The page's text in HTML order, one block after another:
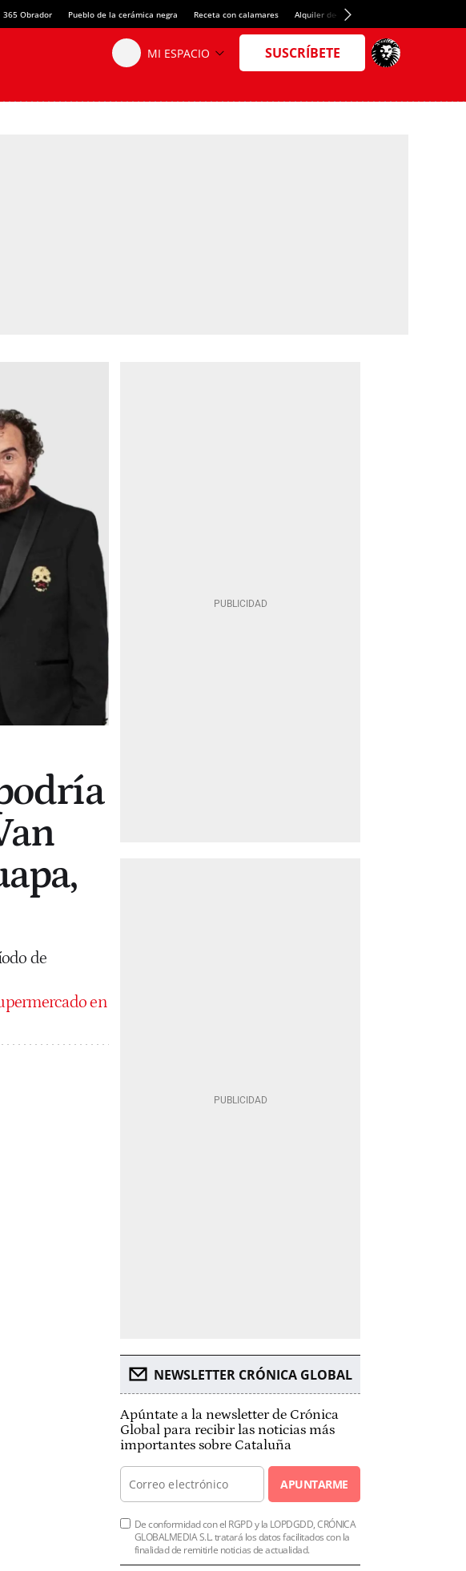
365 Obrador Pueblo de la cerámica negra Receta con calamares Alquiler de habitaciones en España
de
en
NEWSLETTER CRÓNICA GLOBAL
Apúntate a la newsletter de Crónica
Global para recibir las noticias más
importantes sobre Cataluña
APUNTARME
De conformidad con el RGPD y la LOPDGDD, CRÓNICA
GLOBALMEDIA S.L. tratará los datos facilitados con la
finalidad de remitirle noticias de actualidad.